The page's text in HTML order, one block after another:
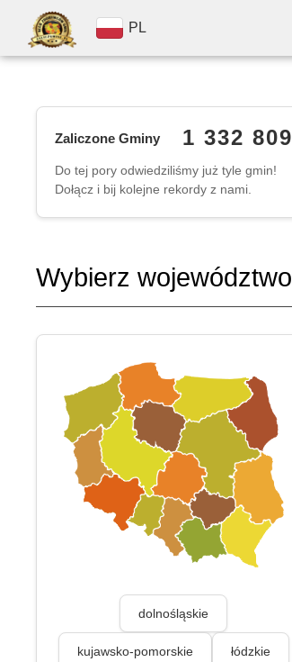
PL
Zaliczone Gminy 1 332 809
Do tej pory odwiedziliśmy już tyle gmin!
Dołącz i bij kolejne rekordy z nami.
Wybierz województwo
dolnośląskie
kujawsko-pomorskie łódzkie